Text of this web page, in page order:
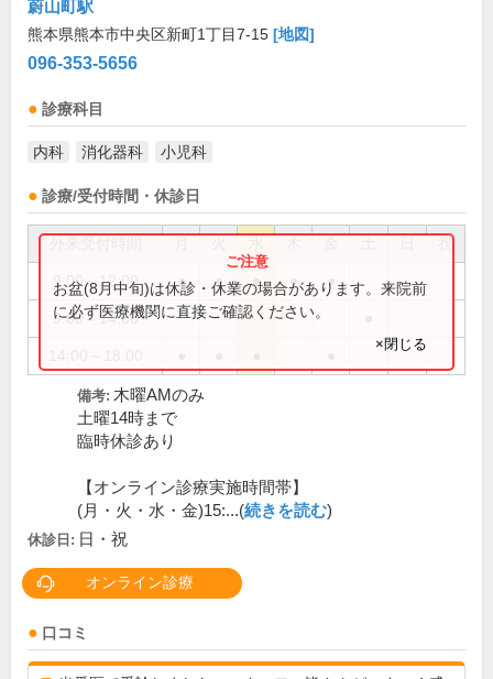
蔚山町駅
熊本県熊本市中央区新町1丁目7-15 [地図]
096-353-5656
診療科目
内科 消化器科 小児科
診療/受付時間・休診日
祝
9:00～12:00 ● ● ● ● ●
9:00～14:00
お盆(8月中旬)は休診・休業の場合があります。来院前
に必ず医療機関に直接ご確認ください。
×閉じる
備考: 木曜AMのみ
土曜14時まで
臨時休診あり
【オンライン診療実施時間帯】
(月・火・水・金)15:...(続きを読む)
休診日: 日・祝
オンライン診療
口コミ